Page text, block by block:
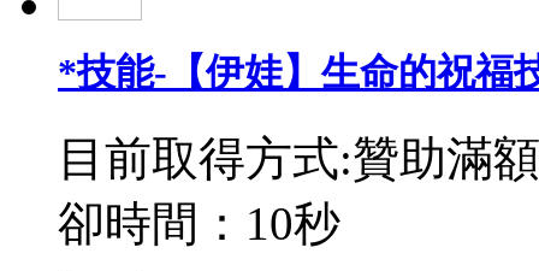
*技能-【伊娃】生命的祝福
目前取得方式:贊助滿
卻時間：10秒